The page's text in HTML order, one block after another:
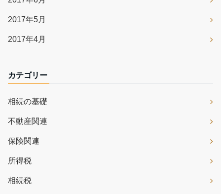
2017年5月
2017年4月
カテゴリー
相続の基礎
不動産関連
保険関連
所得税
相続税